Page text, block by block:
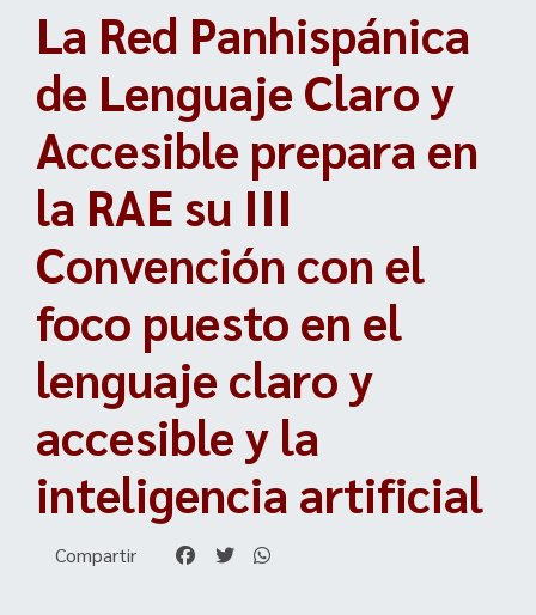
La Red Panhispánica
de Lenguaje Claro y
Accesible prepara en
la RAE su III
Convención con el
foco puesto en el
lenguaje claro y
accesible y la
inteligencia artificial
Compartir